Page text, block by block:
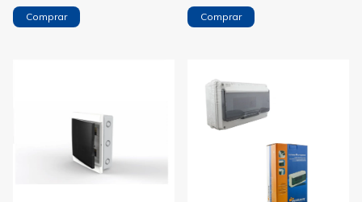
Comprar Comprar